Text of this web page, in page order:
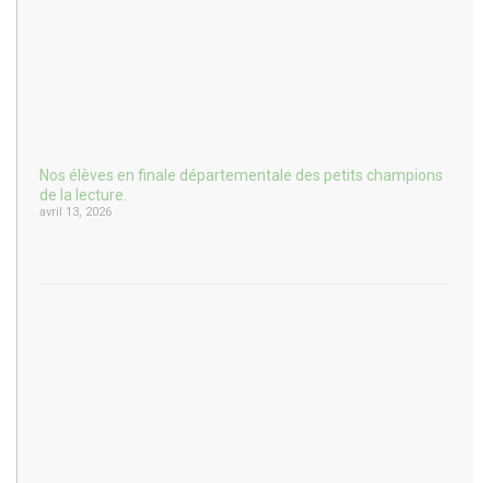
Nos élèves en finale départementale des petits champions
de la lecture.
avril 13, 2026